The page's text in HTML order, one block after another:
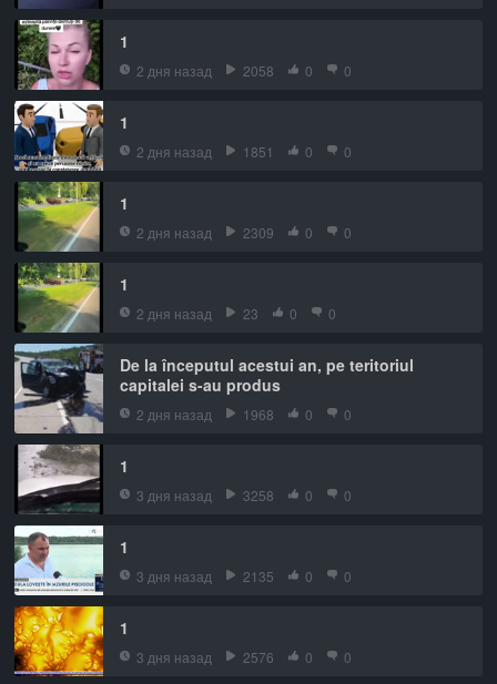
1
2 дня назад 2058 0 0
1
2 дня назад 1851 0 0
1
2 дня назад 2309 0 0
1
2 дня назад 23 0 0
De la începutul acestui an, pe teritoriul
capitalei s-au produs
2 дня назад 1968 0 0
1
3 дня назад 3258 0 0
1
3 дня назад 2135 0 0
1
3 дня назад 2576 0 0